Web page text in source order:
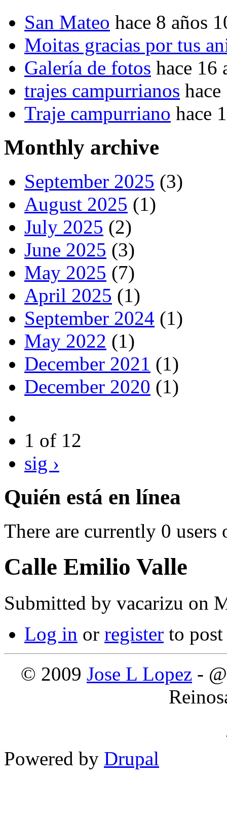
San Mateo hace 8 años
Moitas gracias por tus
Galería de fotos hace 16
trajes campurrianos
Traje campurriano hace
Monthly archive
September 2025 (3)
August 2025 (1)
July 2025 (2)
June 2025 (3)
May 2025 (7)
April 2025 (1)
September 2024 (1)
May 2022 (1)
December 2021 (1)
December 2020 (1)
1 of 12
sig ›
Quién está en línea
There are currently 0 users
Calle Emilio Valle
Submitted by vacarizu on
Log in or register to
© 2009 Jose L Lopez -
Powered by Drupal